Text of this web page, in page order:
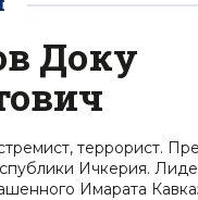
Доку
террорист.
Ичкерия.
Имарата